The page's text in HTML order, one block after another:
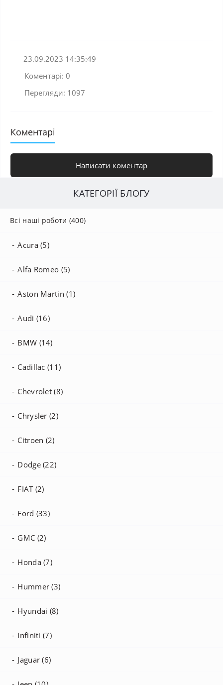
23.09.2023 14:35:49
Коментарі: 0
Перегляди: 1097
Коментарі
Написати коментар
КАТЕГОРІЇ БЛОГУ
Всі наші роботи (400)
Acura (5)
Alfa Romeo (5)
Aston Martin (1)
Audi (16)
BMW (14)
Cadillac (11)
Chevrolet (8)
Chrysler (2)
Citroen (2)
Dodge (22)
FIAT (2)
Ford (33)
GMC (2)
Honda (7)
Hummer (3)
Hyundai (8)
Infiniti (7)
Jaguar (6)